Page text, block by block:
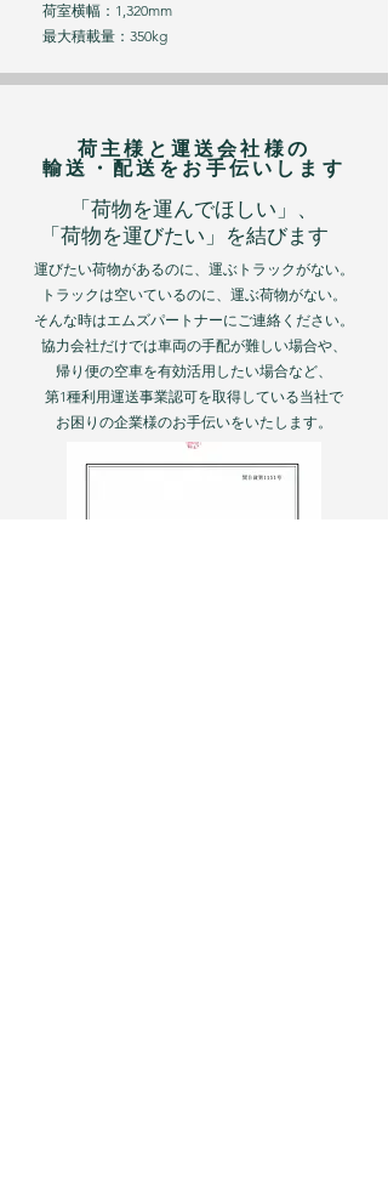
荷室横幅：1,320mm
最大積載量：350kg
​荷主様と運送会社様の
​輸送・配送をお手伝いします
「荷物を運んでほしい」、
「荷物を運びたい」を​結びます
運びたい荷物があるのに、運ぶトラックがない。
トラックは空いているのに、運ぶ荷物がない。
そんな時はエムズパートナーにご連絡ください。
協力会社だけでは車両の手配が難しい場合や、
帰り便の空車を有効活用したい場合など、
第1種利用運送事業認可を取得している当社で
​お困りの企業様のお手伝いをいたします。